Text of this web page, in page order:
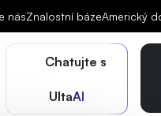
násZnalostní bázeAmerický
Chatujte s
UltaAI